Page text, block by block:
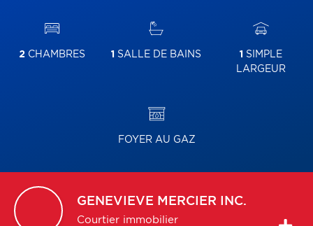
2 CHAMBRES 1 SALLE DE BAINS 1 SIMPLE
LARGEUR
FOYER AU GAZ
GENEVIEVE MERCIER INC.
Courtier immobilier